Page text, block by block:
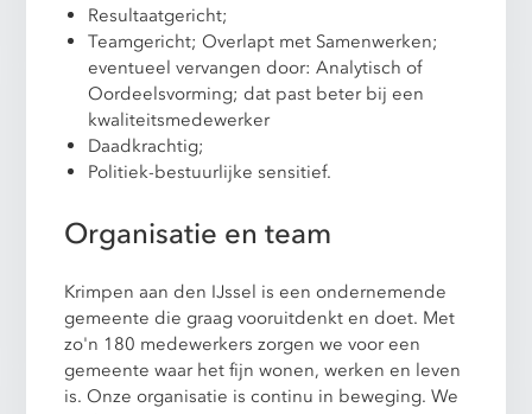
Resultaatgericht;
Teamgericht; Overlapt met Samenwerken;
eventueel vervangen door: Analytisch of
Oordeelsvorming; dat past beter bij een
kwaliteitsmedewerker
Daadkrachtig;
Politiek-bestuurlijke sensitief.
Organisatie en team
Krimpen aan den IJssel is een ondernemende
gemeente die graag vooruitdenkt en doet. Met
zo'n 180 medewerkers zorgen we voor een
gemeente waar het fijn wonen, werken en leven
is. Onze organisatie is continu in beweging. We